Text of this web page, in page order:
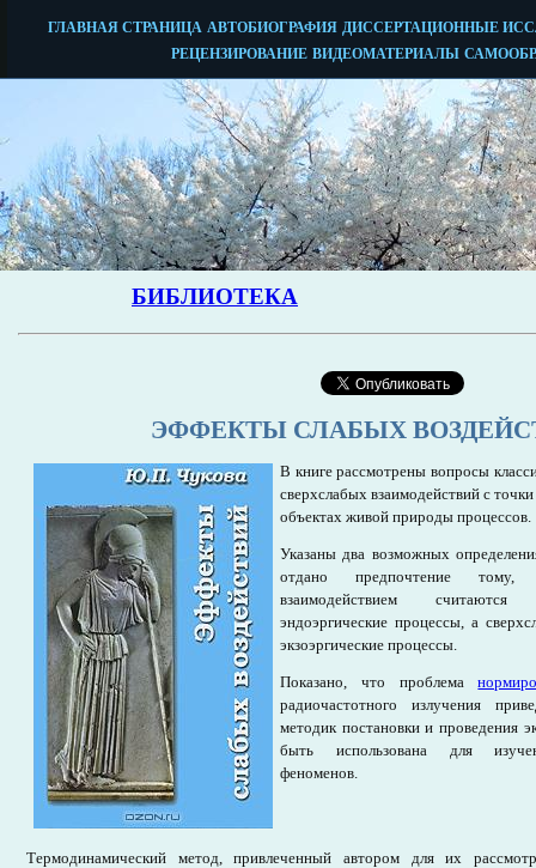
ЭФФЕКТЫ СЛАБЫХ
В книге рассмотрены вопросы
сверхслабых взаимодействий с
объектах живой природы процессов.
Указаны два возможных
отдано предпочтение
взаимодействием
эндоэргические процессы, а
экзоэргические процессы.
Показано, что проблема
радиочастотного излучения
методик постановки и проведения
быть использована для
феноменов.
Термодинамический метод, привлеченный автором для их